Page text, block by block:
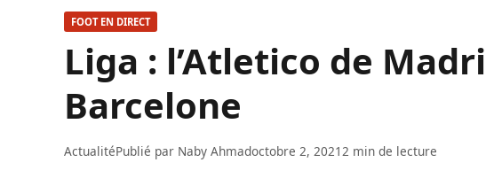
FOOT EN DIRECT
Liga : l’Atletico de
Barcelone
ActualitéPublié par Naby Ahmadoctobre 2, 20212 min de lecture